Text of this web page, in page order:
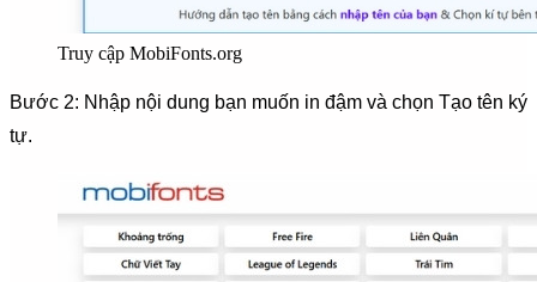
Truy cập MobiFonts.org
Bước 2: Nhập nội dung bạn muốn in đậm và chọn Tạo tên ký
tự.